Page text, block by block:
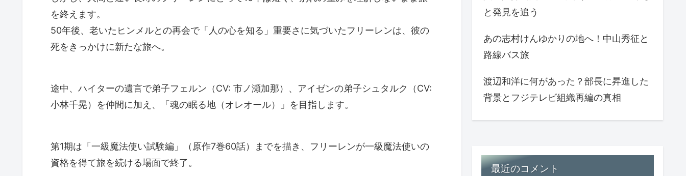
を終えます。
50年後、老いたヒンメルとの再会で「人の心を知る」重要さに気づいたフリーレンは、彼の
死をきっかけに新たな旅へ。
途中、ハイターの遺言で弟子フェルン（CV: 市ノ瀬加那）、アイゼンの弟子シュタルク（CV:
小林千晃）を仲間に加え、「魂の眠る地（オレオール）」を目指します。
第1期は「一級魔法使い試験編」（原作7巻60話）までを描き、フリーレンが一級魔法使いの
資格を得て旅を続ける場面で終了。
と発見を追う
あの志村けんゆかりの地へ！中山秀征と
路線バス旅
渡辺和洋に何があった？部長に昇進した
背景とフジテレビ組織再編の真相
最近のコメント